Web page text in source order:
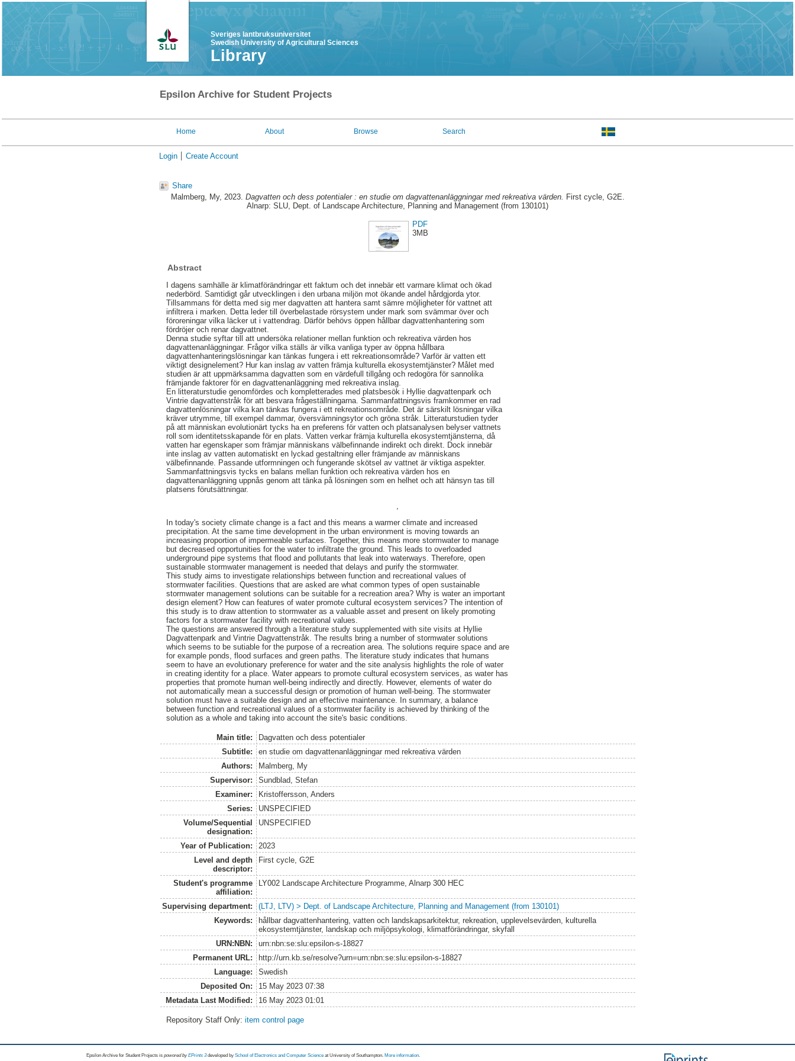
Sveriges lantbruksuniversitet
Swedish University of Agricultural Sciences
Library
Epsilon Archive for Student Projects
Home About Browse Search
Login Create Account
Share
Malmberg, My, 2023. Dagvatten och dess potentialer : en studie om dagvattenanläggningar med rekreativa värden. First cycle, G2E.
Alnarp: SLU, Dept. of Landscape Architecture, Planning and Management (from 130101)
PDF
3MB
Abstract
I dagens samhälle är klimatförändringar ett faktum och det innebär ett varmare klimat och ökad
nederbörd. Samtidigt går utvecklingen i den urbana miljön mot ökande andel hårdgjorda ytor.
Tillsammans för detta med sig mer dagvatten att hantera samt sämre möjligheter för vattnet att
infiltrera i marken. Detta leder till överbelastade rörsystem under mark som svämmar över och
föroreningar vilka läcker ut i vattendrag. Därför behövs öppen hållbar dagvattenhantering som
fördröjer och renar dagvattnet.
Denna studie syftar till att undersöka relationer mellan funktion och rekreativa värden hos
dagvattenanläggningar. Frågor vilka ställs är vilka vanliga typer av öppna hållbara
dagvattenhanteringslösningar kan tänkas fungera i ett rekreationsområde? Varför är vatten ett
viktigt designelement? Hur kan inslag av vatten främja kulturella ekosystemtjänster? Målet med
studien är att uppmärksamma dagvatten som en värdefull tillgång och redogöra för sannolika
främjande faktorer för en dagvattenanläggning med rekreativa inslag.
En litteraturstudie genomfördes och kompletterades med platsbesök i Hyllie dagvattenpark och
Vintrie dagvattenstråk för att besvara frågeställningarna. Sammanfattningsvis framkommer en rad
dagvattenlösningar vilka kan tänkas fungera i ett rekreationsområde. Det är särskilt lösningar vilka
kräver utrymme, till exempel dammar, översvämningsytor och gröna stråk. Litteraturstudien tyder
på att människan evolutionärt tycks ha en preferens för vatten och platsanalysen belyser vattnets
roll som identitetsskapande för en plats. Vatten verkar främja kulturella ekosystemtjänsterna, då
vatten har egenskaper som främjar människans välbefinnande indirekt och direkt. Dock innebär
inte inslag av vatten automatiskt en lyckad gestaltning eller främjande av människans
välbefinnande. Passande utformningen och fungerande skötsel av vattnet är viktiga aspekter.
Sammanfattningsvis tycks en balans mellan funktion och rekreativa värden hos en
dagvattenanläggning uppnås genom att tänka på lösningen som en helhet och att hänsyn tas till
platsens förutsättningar.
In today's society climate change is a fact and this means a warmer climate and increased
precipitation. At the same time development in the urban environment is moving towards an
increasing proportion of impermeable surfaces. Together, this means more stormwater to manage
but decreased opportunities for the water to infiltrate the ground. This leads to overloaded
underground pipe systems that flood and pollutants that leak into waterways. Therefore, open
sustainable stormwater management is needed that delays and purify the stormwater.
This study aims to investigate relationships between function and recreational values of
stormwater facilities. Questions that are asked are what common types of open sustainable
stormwater management solutions can be suitable for a recreation area? Why is water an important
design element? How can features of water promote cultural ecosystem services? The intention of
this study is to draw attention to stormwater as a valuable asset and present on likely promoting
factors for a stormwater facility with recreational values.
The questions are answered through a literature study supplemented with site visits at Hyllie
Dagvattenpark and Vintrie Dagvattenstråk. The results bring a number of stormwater solutions
which seems to be sutiable for the purpose of a recreation area. The solutions require space and are
for example ponds, flood surfaces and green paths. The literature study indicates that humans
seem to have an evolutionary preference for water and the site analysis highlights the role of water
in creating identity for a place. Water appears to promote cultural ecosystem services, as water has
properties that promote human well-being indirectly and directly. However, elements of water do
not automatically mean a successful design or promotion of human well-being. The stormwater
solution must have a suitable design and an effective maintenance. In summary, a balance
between function and recreational values of a stormwater facility is achieved by thinking of the
solution as a whole and taking into account the site's basic conditions.
Main title:
Dagvatten och dess potentialer
Subtitle:
en studie om dagvattenanläggningar med rekreativa värden
Authors:
Malmberg, My
Supervisor:
Sundblad, Stefan
Examiner:
Kristoffersson, Anders
Series:
UNSPECIFIED
Volume/Sequential
designation:
UNSPECIFIED
Year of Publication:
2023
Level and depth
descriptor:
First cycle, G2E
Student's programme
affiliation:
LY002 Landscape Architecture Programme, Alnarp 300 HEC
Supervising department:
(LTJ, LTV) > Dept. of Landscape Architecture, Planning and Management (from 130101)
Keywords:
hållbar dagvattenhantering, vatten och landskapsarkitektur, rekreation, upplevelsevärden, kulturella
ekosystemtjänster, landskap och miljöpsykologi, klimatförändringar, skyfall
URN:NBN:
urn:nbn:se:slu:epsilon-s-18827
Permanent URL:
http://urn.kb.se/resolve?urn=urn:nbn:se:slu:epsilon-s-18827
Language:
Swedish
Deposited On:
15 May 2023 07:38
Metadata Last Modified:
16 May 2023 01:01
Repository Staff Only:item control page
Epsilon Archive for Student Projects is powored byEPrints 3 developed by School of Electronics and Computer Science at University of Southampton. More information.